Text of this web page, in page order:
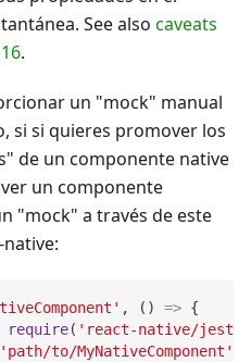
See also caveats
.
un "mock" manual
si si quieres promover los
de un componente native
un componente
"mock" a través de este
, ( ) => {
require( 'react-native/jest/
'path/to/MyNativeComponent'